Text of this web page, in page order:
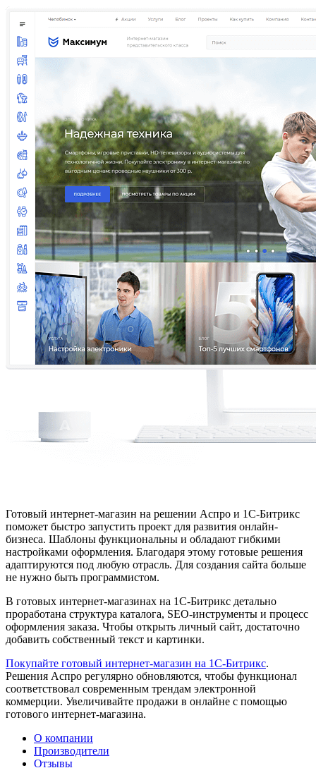
Готовый интернет-магазин на решении Аспро и 1С-Битрикс
поможет быстро запустить проект для развития онлайн-
бизнеса. Шаблоны функциональны и обладают гибкими
настройками оформления. Благодаря этому готовые решения
адаптируются под любую отрасль. Для создания сайта больше
не нужно быть программистом.
В готовых интернет-магазинах на 1С-Битрикс детально
проработана структура каталога, SEO-инструменты и процесс
оформления заказа. Чтобы открыть личный сайт, достаточно
добавить собственный текст и картинки.
Покупайте готовый интернет-магазин на 1С-Битрикс.
Решения Аспро регулярно обновляются, чтобы функционал
соответствовал современным трендам электронной
коммерции. Увеличивайте продажи в онлайне с помощью
готового интернет-магазина.
О компании
Производители
Отзывы